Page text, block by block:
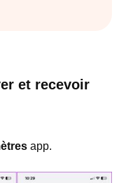
et recevoir
app.